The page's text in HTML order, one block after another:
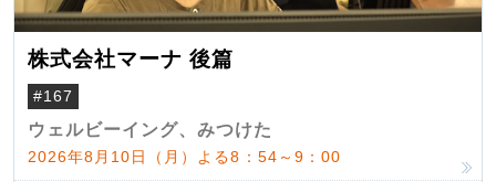
株式会社マーナ 後篇
#167
ウェルビーイング、みつけた
2026年8月10日（月）よる8：54～9：00